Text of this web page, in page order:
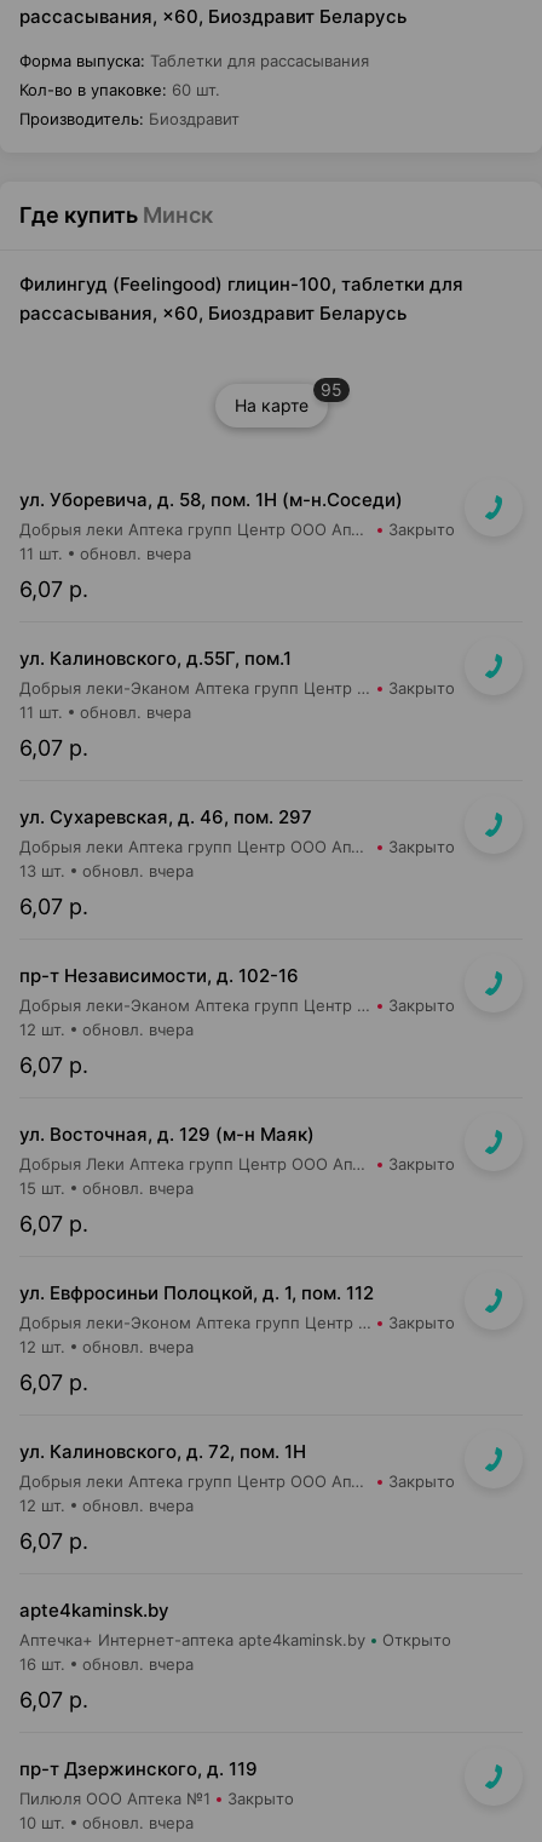
рассасывания, ×60, Биоздравит Беларусь
Форма выпуска: Таблетки для рассасывания
Кол-во в упаковке: 60 шт.
Производитель: Биоздравит
Где купить Минск
Филингуд (Feelingood) глицин-100, таблетки для
рассасывания, ×60, Биоздравит Беларусь
На карте
95
ул. Уборевича, д. 58, пом. 1Н (м-н.Соседи)
Добрыя леки Аптека групп Центр ООО Аптека №48 Закрыто
6,07 р.
11 шт. обновл. вчера
ул. Калиновского, д.55Г, пом.1
Добрыя леки-Эканом Аптека групп Центр ООО Аптека №46 Закрыто
6,07 р.
11 шт. обновл. вчера
ул. Сухаревская, д. 46, пом. 297
Добрыя леки Аптека групп Центр ООО Аптека №35 Закрыто
6,07 р.
13 шт. обновл. вчера
пр-т Независимости, д. 102-16
Добрыя леки-Эканом Аптека групп Центр ООО Аптека №19 Закрыто
6,07 р.
12 шт. обновл. вчера
ул. Восточная, д. 129 (м-н Маяк)
Добрыя Леки Аптека групп Центр ООО Аптека №21 Закрыто
6,07 р.
15 шт. обновл. вчера
ул. Евфросиньи Полоцкой, д. 1, пом. 112
Добрыя леки-Эконом Аптека групп Центр ООО Аптека №64 Закрыто
6,07 р.
12 шт. обновл. вчера
ул. Калиновского, д. 72, пом. 1Н
Добрыя леки Аптека групп Центр ООО Аптека №86 Закрыто
6,07 р.
12 шт. обновл. вчера
apte4kaminsk.by
Аптечка+ Интернет-аптека apte4kaminsk.by Открыто
6,07 р.
16 шт. обновл. вчера
пр-т Дзержинского, д. 119
Пилюля ООО Аптека №1 Закрыто
10 шт. обновл. вчера